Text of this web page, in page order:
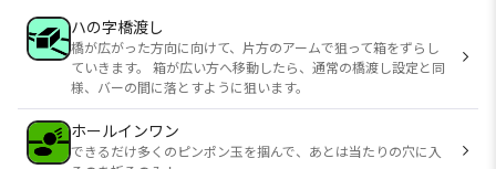
ハの字橋渡し
橋が広がった方向に向けて、片方のアームで狙って箱をずらし
ていきます。 箱が広い方へ移動したら、通常の橋渡し設定と同
様、バーの間に落とすように狙います。
ホールインワン
できるだけ多くのピンポン玉を掴んで、あとは当たりの穴に入